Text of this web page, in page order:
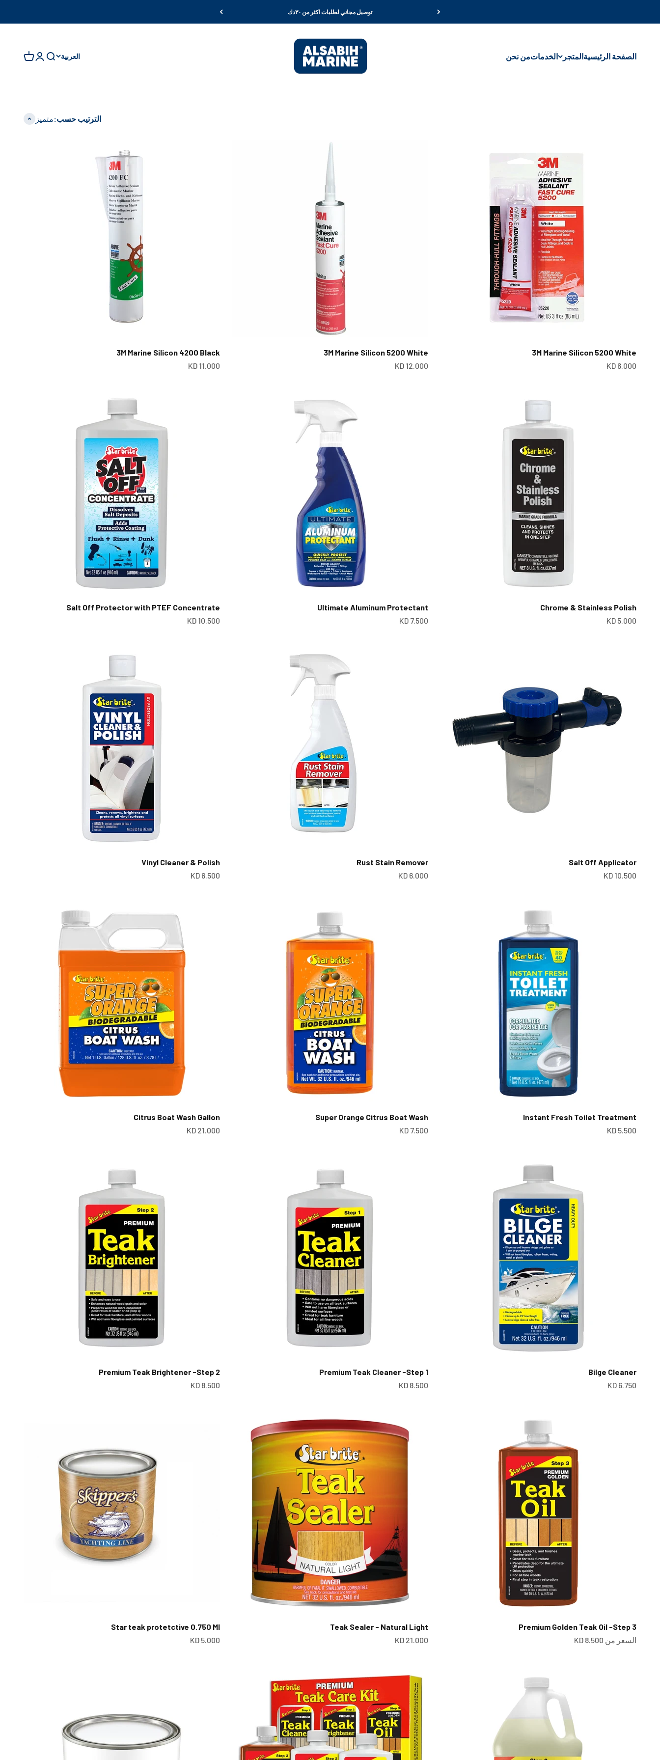
توصيل مجاني لطلبات اكثر من ٣٠دك
الصفحة الرئيسيةالمتجر الخدماتمن نحن
Al Sabih Marine
العربية فتح البحث
فتح صفحة
فتح سلة
الترتيب حسب:متميز
3M Marine Silicon 5200 White
سعر البيع
6.000 KD
3M Marine Silicon 5200 White
سعر البيع
12.000 KD
3M Marine Silicon 4200 Black
سعر البيع
11.000 KD
Chrome & Stainless Polish
سعر البيع
5.000 KD
Ultimate Aluminum Protectant
سعر البيع
7.500 KD
Salt Off Protector with PTEF Concentrate
سعر البيع
10.500 KD
Salt Off Applicator
سعر البيع
10.500 KD
Rust Stain Remover
سعر البيع
6.000 KD
Vinyl Cleaner & Polish
سعر البيع
6.500 KD
Instant Fresh Toilet Treatment
سعر البيع
5.500 KD
Super Orange Citrus Boat Wash
سعر البيع
7.500 KD
Citrus Boat Wash Gallon
سعر البيع
21.000 KD
Bilge Cleaner
سعر البيع
6.750 KD
Premium Teak Cleaner -Step 1
سعر البيع
8.500 KD
Premium Teak Brightener -Step 2
سعر البيع
8.500 KD
Premium Golden Teak Oil -Step 3
سعر البيع
السعر من 8.500 KD
Teak Sealer - Natural Light
سعر البيع
21.000 KD
Star teak protetctive 0.750 Ml
سعر البيع
5.000 KD